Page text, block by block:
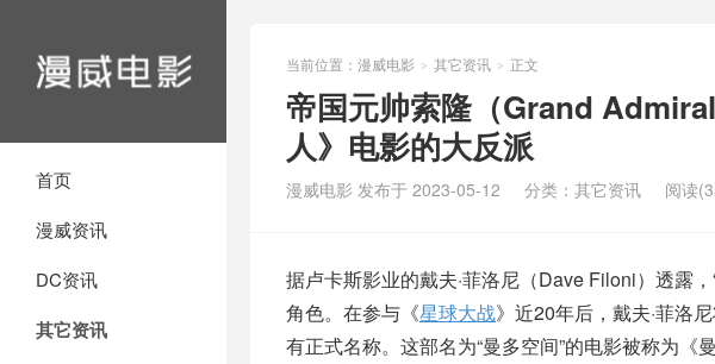
首页
漫威资讯
DC资讯
其它资讯
当前位置： 漫威电影 > 其它资讯 > 正文
帝国元帅索隆（Grand
人》电影的大反派
漫威电影 发布于 2023-05-12 分类： 其它资讯 阅读
据卢卡斯影业的戴夫·菲洛尼（Dave Filoni）透露
角色。在参与《星球大战》近20年后，戴夫·菲洛
有正式名称。这部名为“曼多空间”的电影被称为